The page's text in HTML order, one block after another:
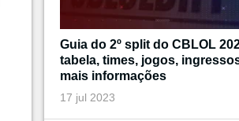
Guia do 2º split do CBLOL
tabela, times, jogos,
mais informações
17 jul 2023